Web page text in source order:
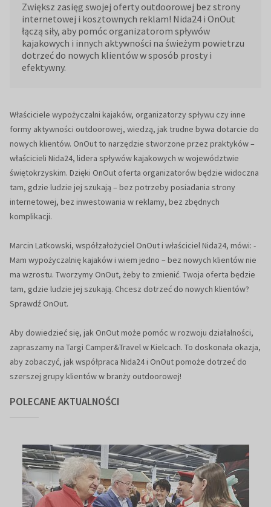
Zwiększ zasięg swojej oferty outdoorowej bez strony
internetowej i kosztownych reklam! Nida24 i OnOut
łączą siły, aby pomóc organizatorom spływów
kajakowych i innych aktywności na świeżym powietrzu
dotrzeć do nowych klientów w sposób prosty i
efektywny.
Właściciele wypożyczalni kajaków, organizatorzy spływu czy inne
formy aktywności outdoorowej, wiedzą, jak trudne bywa dotarcie do
nowych klientów. OnOut to narzędzie stworzone przez praktyków –
właścicieli Nida24, lidera spływów kajakowych w województwie
świętokrzyskim. Dzięki OnOut oferta organizatorów będzie widoczna
tam, gdzie ludzie jej szukają – bez potrzeby posiadania strony
internetowej, bez inwestowania w reklamy, bez zbędnych
komplikacji.
Marcin Latkowski, współzałożyciel OnOut i właściciel Nida24, mówi: -
Mam wypożyczalnię kajaków i wiem jedno – bez nowych klientów nie
ma wzrostu. Tworzymy OnOut, żeby to zmienić. Twoja oferta będzie
tam, gdzie ludzie jej szukają. Chcesz dotrzeć do nowych klientów?
Sprawdź OnOut.
Aby dowiedzieć się, jak OnOut może pomóc w rozwoju działalności,
zapraszamy na Targi Camper&Travel w Kielcach. To doskonała okazja,
aby zobaczyć, jak współpraca Nida24 i OnOut pomoże dotrzeć do
szerszej grupy klientów w branży outdoorowej!
POLECANE AKTUALNOŚCI